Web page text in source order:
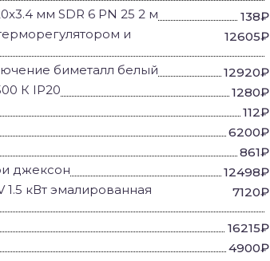
мм SDR 6 PN 25 2 м
138₽
и
12605₽
биметалл белый
12920₽
К IP20
1280₽
112₽
6200₽
861₽
джексон
12498₽
1.5 кВт эмалированная
7120₽
16215₽
4900₽